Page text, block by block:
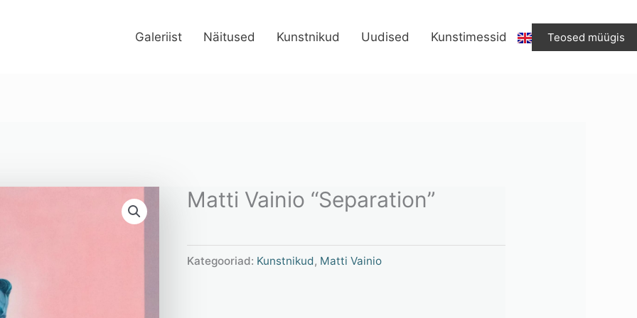
Galeriist Näitused Kunstnikud Uudised Kunstimessid Teosed müügis
Matti Vainio “Separation”
Kategooriad: Kunstnikud, Matti Vainio